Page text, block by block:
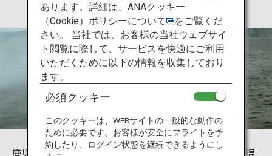
旅のアイデア
行き先
旅のお役立ち情報
ANA サービス
鹿児島県指宿市の砂風呂は、世界で唯一の天然砂むし温
あります。詳細は、 ANAクッキー
（Cookie）ポリシーについて
をご覧くだ
さい。 当社では、お客様の当社ウェブサイ
ト閲覧に際して、サービスを快適にご利用
いただくために以下の情報を収集しており
ます。
必須クッキー
このクッキーは、WEBサイトの一般的な動作の
ために必要です。お客様が安全にフライトを予
約したり、ログイン状態を継続できるようにし